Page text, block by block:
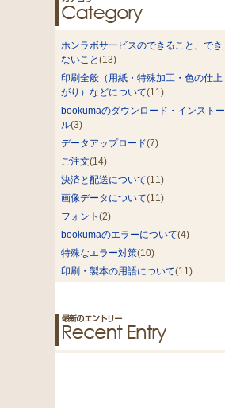
ホンラボサービスのできること、でき
ないこと(13)
印刷全般（用紙・特殊加工・色の仕上
がり）などについて(11)
bookumaのダウンロード・インストー
ル(3)
データアップロード(7)
ご注文(14)
決済と配送について(11)
画像データについて(11)
フォント (2)
bookumaのエラーについて(4)
特殊なエラー対策(10)
印刷・製本の用語について(11)